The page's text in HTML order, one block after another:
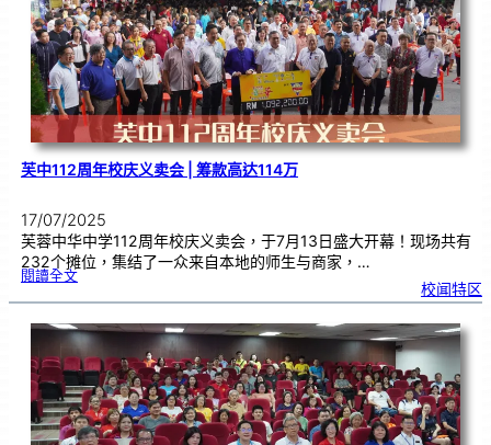
马
新
纪
录
！
芙中112周年校庆义卖会 | 筹款高达114万
17/07/2025
芙蓉中华中学112周年校庆义卖会，于7月13日盛大开幕！现场共有
232个摊位，集结了一众来自本地的师生与商家，…
閱讀全文:芙
1
周
年
校
庆
义
卖
会
|筹
款
高
达
1
1
4
万
校闻特区